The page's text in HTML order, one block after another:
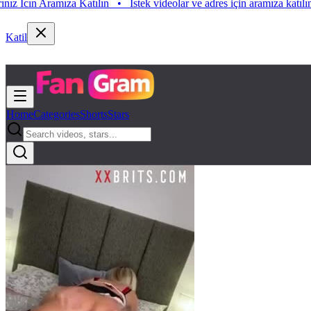
Katılın•Istek videolar ve adres için aramıza katılın. Istek
Katil
HomeCategoriesShortsStars